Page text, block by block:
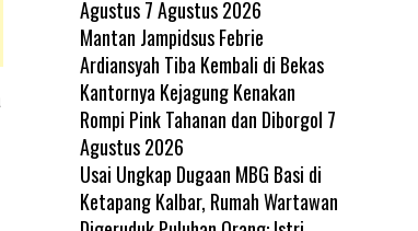
Agustus 7 Agustus 2026
Mantan Jampidsus Febrie
Ardiansyah Tiba Kembali di Bekas
Kantornya Kejagung Kenakan
Rompi Pink Tahanan dan Diborgol 7
Agustus 2026
Usai Ungkap Dugaan MBG Basi di
Ketapang Kalbar, Rumah Wartawan